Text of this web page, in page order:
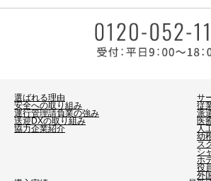
選ばれる理由
安全への取り組み
運行管理請負業の強み
送迎DXの取り組み
協力企業紹介
サ
従
派
医
人
幼
ス
シ
ホ
役
外